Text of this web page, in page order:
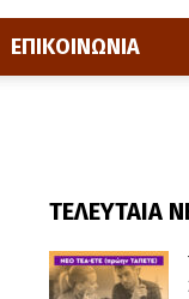
ΕΠΙΚΟΙΝΩΝΙΑ
ΤΕΛΕΥΤΑΙΑ